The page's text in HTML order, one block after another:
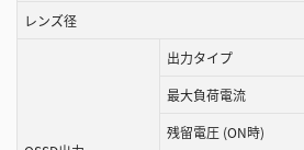
レンズ径
出力タイプ
最大負荷電流
残留電圧 (ON時)